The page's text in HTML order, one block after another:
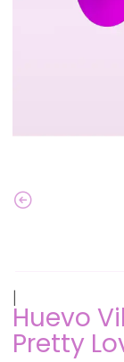
Huevo
Pretty